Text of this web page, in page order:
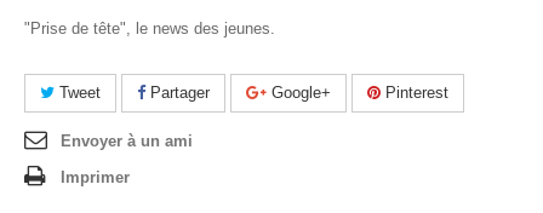
"Prise de tête", le news des jeunes.
Tweet Partager Google+ Pinterest
Envoyer à un ami
Imprimer